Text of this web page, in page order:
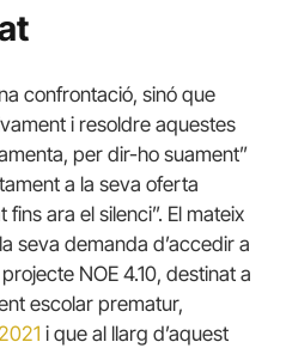
confrontació, sinó que
i resoldre aquestes
per dir-ho suament”
a la seva oferta
ara el silenci”. El mateix
seva demanda d’accedir a
NOE 4.10, destinat a
escolar prematur,
i que al llarg d’aquest